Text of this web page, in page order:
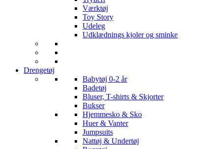
Værktøj
Toy Story
Udeleg
Udklædnings kjoler og sminke
Drengetøj
Babytøj 0-2 år
Badetøj
Bluser, T-shirts & Skjorter
Bukser
Hjemmesko & Sko
Huer & Vanter
Jumpsuits
Nattøj & Undertøj